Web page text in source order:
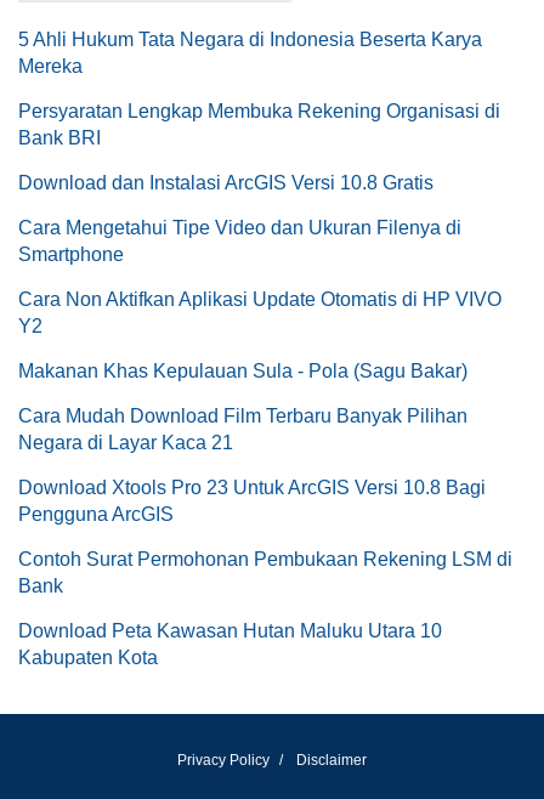
5 Ahli Hukum Tata Negara di Indonesia Beserta Karya
Mereka
Persyaratan Lengkap Membuka Rekening Organisasi di
Bank BRI
Download dan Instalasi ArcGIS Versi 10.8 Gratis
Cara Mengetahui Tipe Video dan Ukuran Filenya di
Smartphone
Cara Non Aktifkan Aplikasi Update Otomatis di HP VIVO
Y2
Makanan Khas Kepulauan Sula - Pola (Sagu Bakar)
Cara Mudah Download Film Terbaru Banyak Pilihan
Negara di Layar Kaca 21
Download Xtools Pro 23 Untuk ArcGIS Versi 10.8 Bagi
Pengguna ArcGIS
Contoh Surat Permohonan Pembukaan Rekening LSM di
Bank
Download Peta Kawasan Hutan Maluku Utara 10
Kabupaten Kota
Privacy Policy Disclaimer